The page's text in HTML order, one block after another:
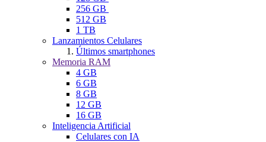
256 GB
512 GB
1 TB
Lanzamientos Celulares
Últimos smartphones
Memoria RAM
4 GB
6 GB
8 GB
12 GB
16 GB
Inteligencia Artificial
Celulares con IA